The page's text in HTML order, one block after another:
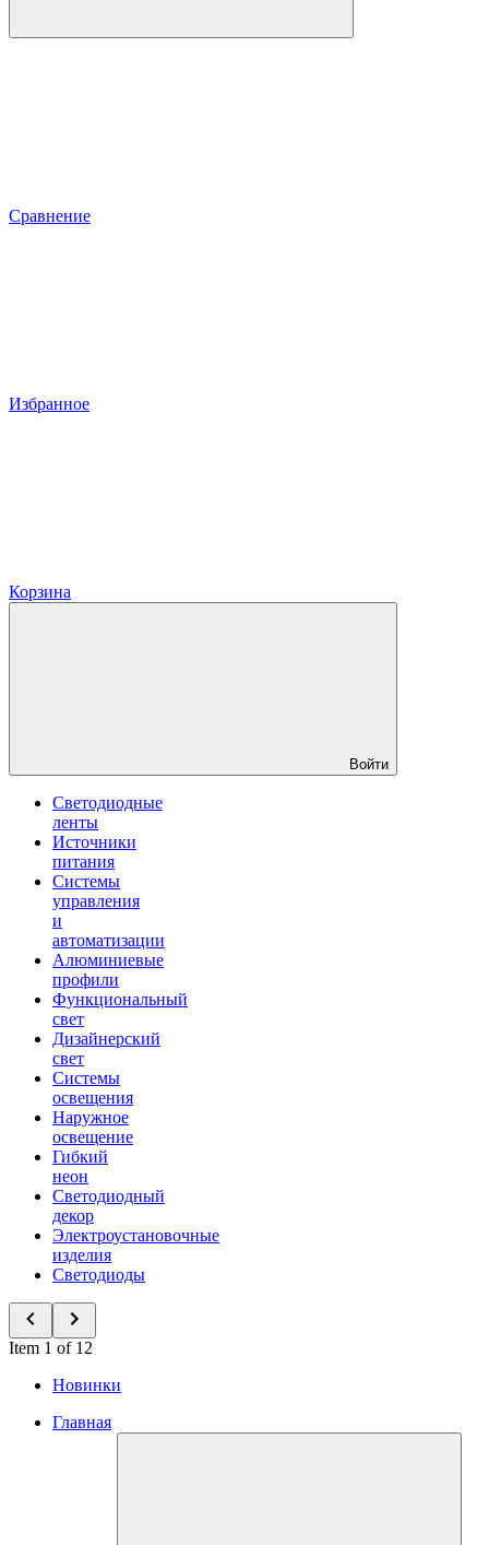
Сравнение
Избранное
Корзина
Войти
Светодиодные
ленты
Источники
питания
Системы
управления
и
автоматизации
Алюминиевые
профили
Функциональный
свет
Дизайнерский
свет
Системы
освещения
Наружное
освещение
Гибкий
неон
Светодиодный
декор
Электроустановочные
изделия
Светодиоды
Item 1 of 12
Новинки
Главная